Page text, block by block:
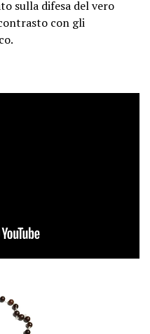
sulla difesa del vero
con gli